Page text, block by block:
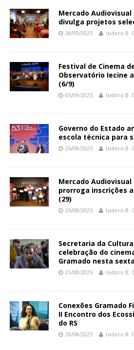
Mercado
divulga projetos
28/09/2025 Isidoro B.
Festival de Cinema
Observatório Iecine
(6/9)
05/09/2025 Isidoro B.
Governo do Estado
escola técnica para
26/08/2025 Isidoro B.
Mercado
prorroga inscrições
(29)
26/08/2025 Isidoro B.
Secretaria da
celebração do
Gramado nesta
21/08/2025 Isidoro B.
Conexões Gramado
II Encontro dos
do RS
20/08/2025 Isidoro B.